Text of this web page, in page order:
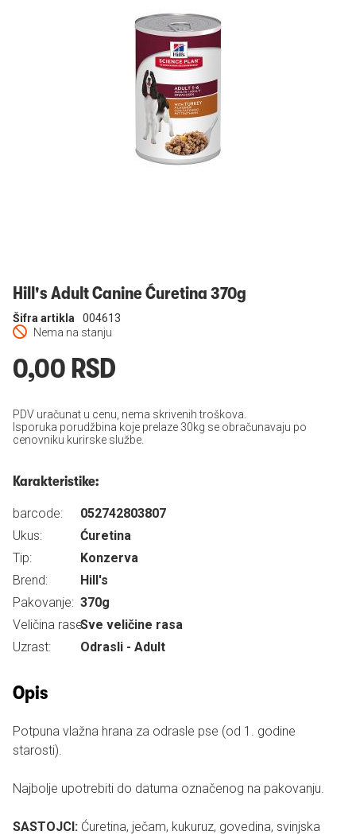
Hill's Adult Canine Ćuretina 370g
Nema na stanju
Šifra artikla 004613
0,00 RSD
PDV uračunat u cenu, nema skrivenih troškova.
Isporuka porudžbina koje prelaze 30kg se obračunavaju po
cenovniku kurirske službe.
Karakteristike:
barcode:
052742803807
Ukus:
Ćuretina
Tip:
Konzerva
Brend:
Hill's
Pakovanje: 370g
Veličina rase:Sve veličine rasa
Uzrast:
Odrasli - Adult
Opis
Potpuna vlažna hrana za odrasle pse (od 1. godine
starosti).
Najbolje upotrebiti do datuma označenog na pakovanju.
SASTOJCI: Ćuretina, ječam, kukuruz, govedina, svinjska